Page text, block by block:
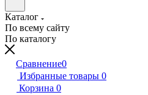
Каталог
По всему сайту
По каталогу
Сравнение0
Избранные товары 0
Корзина 0